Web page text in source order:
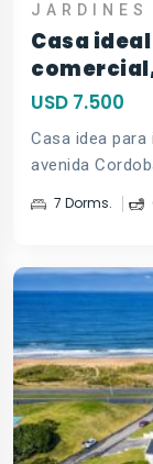
JARDINES
Casa
USD 7.500
Casa idea para
avenida
7 Dorms.